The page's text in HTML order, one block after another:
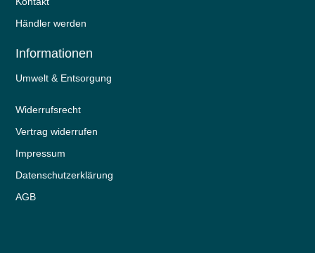
Händler werden
Informationen
Umwelt & Entsorgung
Widerrufs­recht
Vertrag widerrufen
Impressum
Daten­schutz­erklärung
AGB